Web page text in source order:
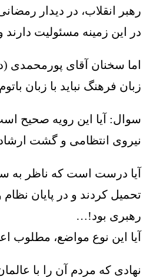
رهبر انقلاب، در دیدار
در این زمینه مسئولیت دارند و
اما سخنان آقای پورمحمدی
زبان فرهنگ نباید با زبان
سوال: آیا این رویه صحیح
نیروی انتظامی و گشت ارشاد
آیا درست است که ناظر به
تحمیل کردند و در پایان
رهبری بود!…
آیا این نوع مواضع، مطلوب
نهادی که مردم آن را با